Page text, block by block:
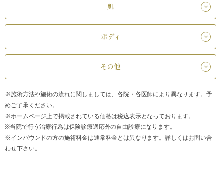
肌
ボディ
その他
※施術方法や施術の流れに関しましては、各院・各医師により異なります。予
めご了承ください。
※ホームページ上で掲載されている価格は税込表示となっております。
※当院で行う治療行為は保険診療適応外の自由診療になります。
※インバウンドの方の施術料金は通常料金とは異なります。詳しくはお問い合
わせ下さい。